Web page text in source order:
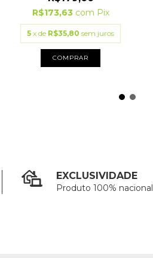
R$173,63 com Pix
5 x de R$35,80 sem juros
COMPRAR
EXCLUSIVIDADE
Produto 100% nacional